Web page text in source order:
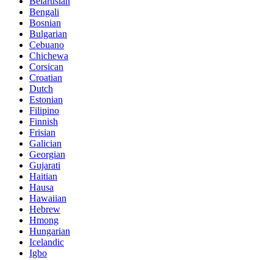
Bengali
Bosnian
Bulgarian
Cebuano
Chichewa
Corsican
Croatian
Dutch
Estonian
Filipino
Finnish
Frisian
Galician
Georgian
Gujarati
Haitian
Hausa
Hawaiian
Hebrew
Hmong
Hungarian
Icelandic
Igbo